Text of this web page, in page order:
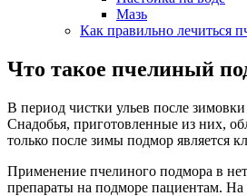
Мазь
Как правильно лечиться
Что такое пчелиный
В период чистки ульев после
Снадобья, приготовленные из них,
только после зимы подмор является
Применение пчелиного подмора в
препараты на подморе пациентам.